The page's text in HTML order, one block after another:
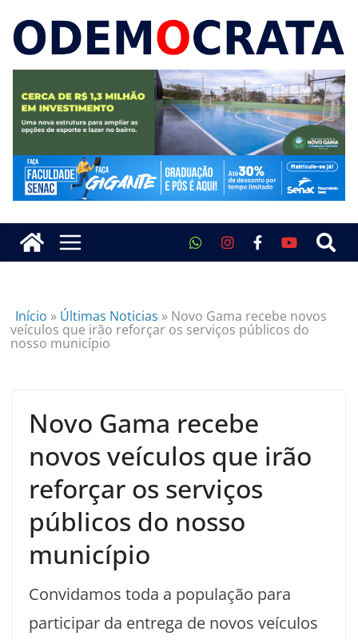
Início » Últimas Noticias » Novo Gama recebe novos
veículos que irão reforçar os serviços públicos do
nosso município
Novo Gama recebe
novos veículos que irão
reforçar os serviços
públicos do nosso
município
Convidamos toda a população para
participar da entrega de novos veículos